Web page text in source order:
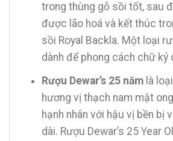
trong thùng gỗ sồi tốt, sau
được lão hoá và kết thúc
sồi Royal Backla. Một loại
dành để phong cách chữ ký
Rượu Dewar’s 25 nămlà
hương vị thạch nam mật
hạnh nhân với hậu vị bền bị
dài. Rượu Dewar’s 25 Year